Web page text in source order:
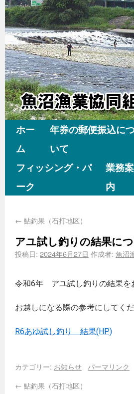
ホー
ム
年券の郵便振込に
いて
フィッシング・パ
ーク
業務案
内
← 鮎釣果（石打地区）
アユ試し釣りの結果に
投稿日: 2024年6月27日 作成者: 魚沼
令和6年 アユ試し釣りの結果を
お越しになる際の参考にしてくだ
R6あゆ試し釣り 結果(HP)
カテゴリー: お知らせ
パーマリンク
← 鮎釣果（石打地区）